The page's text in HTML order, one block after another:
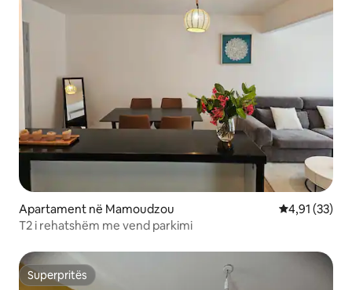
Apartament në Mamoudzou Vlerësimi
4,91 (33)
T2 i rehatshëm me vend parkimi
Superpritës
Superpritës